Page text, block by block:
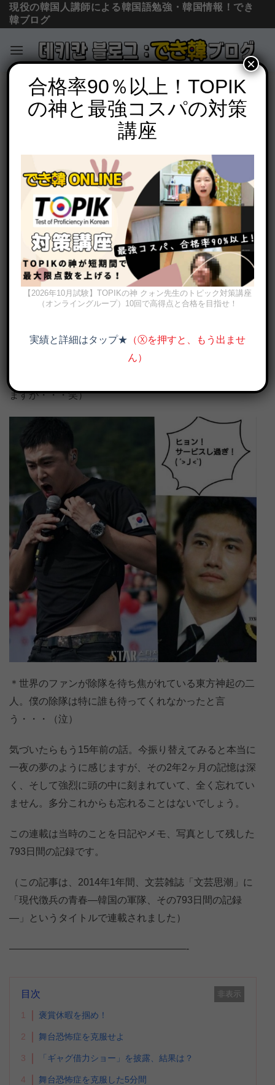
Skip
content
現役の韓国人講師による韓国語勉強・韓国情報！でき
韓ブログ
韓国軍隊、793日間の記録
BTSも行く韓国軍隊：上等兵時代⑥ 部隊
の音楽祭に参加、舞台恐怖症を克服す
POSTED ON2016年11月5日 BYでき韓 パク先生
日本でも有名なアイドル東方神起、JYJのメンバーも現
在服務中でありますが、あのEXO、BIGBANG、
SHINEE、２PMなどどんなに人気のあるアイドルでも
韓国で生まれた男なら自分の青春を国のために捧げなけ
ればいけないのが韓国男子の宿命・・・。
有名な戦車部隊で2年2ヶ月を過ごしました。（周りには
北朝鮮の元指導者である金正日（現在は息子の金ジョン
ますが・・・笑）
＊世界のファンが除隊を待ち焦がれている東方神起の二
人。僕の除隊は特に誰も待ってくれなかったと言
う・・・（泣）
気づいたらもう15年前の話。今振り替えてみると本当に
一夜の夢のように感じますが、その2年2ヶ月の記憶は深
く、そして強烈に頭の中に刻まれていて、全く忘れてい
ません。多分これからも忘れることはないでしょう。
この連載は当時のことを日記やメモ、写真として残した
793日間の記録です。
（この記事は、2014年1年間、文芸雑誌「文芸思潮」に
「現代徴兵の青春―韓国の軍隊、その793日間の記録
―」というタイトルで連載されました）
——————————————————-
目次 非表示
1 褒賞休暇を掴め！
2 舞台恐怖症を克服せよ
3 「ギャグ借力ショー」を披露、結果は？
4 舞台恐怖症を克服した5分間
合格率90％以上！TOPIK
の神と最強コスパの対策
講座
【2026年10月試験】TOPIKの神 クォン先生のトピック対策講座
（オンライングループ）10回で高得点と合格を目指せ！
実績と詳細はタップ★ （Ⓧを押すと、もう出ませ
ん）
×